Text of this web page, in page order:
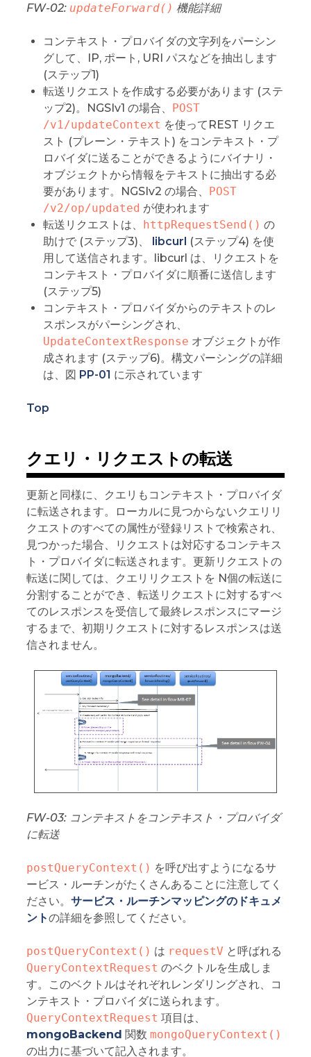
FW-02: updateForward() 機能詳細
コンテキスト・プロバイダの文字列をパーシン
グして、IP, ポート, URI パスなどを抽出します
(ステップ1)
転送リクエストを作成する必要があります (ステ
ップ2)。NGSIv1 の場合、 POST
/v1/updateContext を使ってREST リクエ
スト (プレーン・テキスト) をコンテキスト・プ
ロバイダに送ることができるようにバイナリ・
オブジェクトから情報をテキストに抽出する必
要があります。NGSIv2 の場合、 POST
/v2/op/updated が使われます
転送リクエストは、 httpRequestSend() の
助けで (ステップ3)、 libcurl (ステップ4) を使
用して送信されます。libcurl は、リクエストを
コンテキスト・プロバイダに順番に送信します
(ステップ5)
コンテキスト・プロバイダからのテキストのレ
スポンスがパーシングされ、
UpdateContextResponse オブジェクトが作
成されます (ステップ6)。構文パーシングの詳細
は、図 PP-01 に示されています
Top
クエリ・リクエストの転送
更新と同様に、クエリもコンテキスト・プロバイダ
に転送されます。ローカルに見つからないクエリリ
クエストのすべての属性が登録リストで検索され、
見つかった場合、リクエストは対応するコンテキス
ト・プロバイダに転送されます。更新リクエストの
転送に関しては、クエリリクエストを N個の転送に
分割することができ、転送リクエストに対するすべ
てのレスポンスを受信して​​最終レスポンスにマージ
するまで、初期リクエストに対するレスポンスは送
信されません。
FW-03: コンテキストをコンテキスト・プロバイダ
に転送
postQueryContext() を呼び出すようになるサ
ービス・ルーチンがたくさんあることに注意してく
ださい。 サービス・ルーチンマッピングのドキュメ
ントの詳細を参照してください。
postQueryContext() は requestV と呼ばれる
QueryContextRequest のベクトルを生成しま
す。このベクトルはそれぞれレンダリングされ、コ
ンテキスト・プロバイダに送られます。
QueryContextRequest 項目は、
mongoBackend 関数 mongoQueryContext()
の出力に基づいて記入されます。